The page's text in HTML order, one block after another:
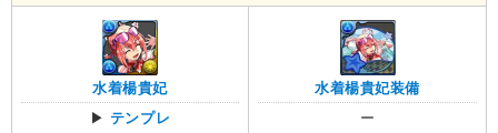
水着楊貴妃
▶ テンプレ
水着楊貴妃装備
ー